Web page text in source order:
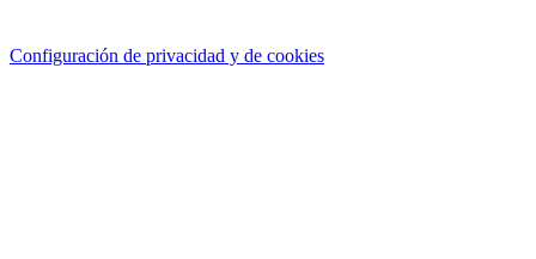
Configuración de privacidad y de cookies